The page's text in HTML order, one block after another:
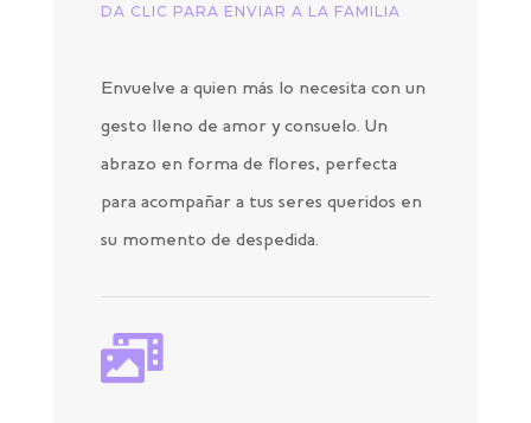
DA CLIC PARA ENVIAR A LA FAMILIA
Envuelve a quien más lo necesita con un
gesto lleno de amor y consuelo. Un
abrazo en forma de flores, perfecta
para acompañar a tus seres queridos en
su momento de despedida.
